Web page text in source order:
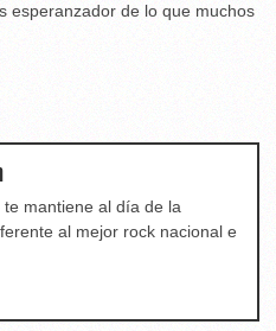
esperanzador de lo que muchos
mantiene al día de la
al mejor rock nacional e